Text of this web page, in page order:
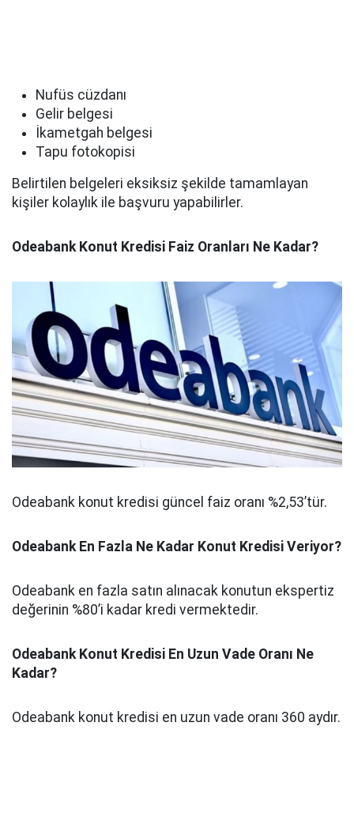
Nufüs cüzdanı
Gelir belgesi
İkametgah belgesi
Tapu fotokopisi
Belirtilen belgeleri eksiksiz şekilde tamamlayan
kişiler kolaylık ile başvuru yapabilirler.
Odeabank Konut Kredisi Faiz Oranları Ne Kadar?
Odeabank konut kredisi güncel faiz oranı %2,53’tür.
Odeabank En Fazla Ne Kadar Konut Kredisi Veriyor?
Odeabank en fazla satın alınacak konutun ekspertiz
değerinin %80’i kadar kredi vermektedir.
Odeabank Konut Kredisi En Uzun Vade Oranı Ne
Kadar?
Odeabank konut kredisi en uzun vade oranı 360 aydır.